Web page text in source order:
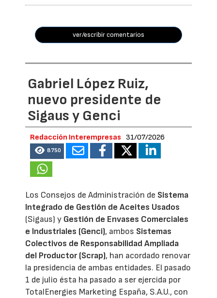
ver/escribir comentarios
Gabriel López Ruiz,
nuevo presidente de
Sigaus y Genci
Redacción Interempresas 31/07/2026
8750
Los Consejos de Administración de Sistema
Integrado de Gestión de Aceites Usados
(Sigaus) y Gestión de Envases Comerciales
e Industriales (Genci), ambos Sistemas
Colectivos de Responsabilidad Ampliada
del Productor (Scrap), han acordado renovar
la presidencia de ambas entidades. El pasado
1 de julio ésta ha pasado a ser ejercida por
TotalEnergies Marketing España, S.A.U., con